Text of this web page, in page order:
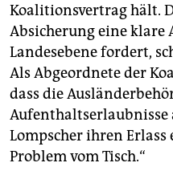
Koalitionsvertrag hält.
Absicherung eine klare
Landesebene fordert,
Als Abgeordnete der
dass die
Lompscher ihren
Problem vom Tisch.“